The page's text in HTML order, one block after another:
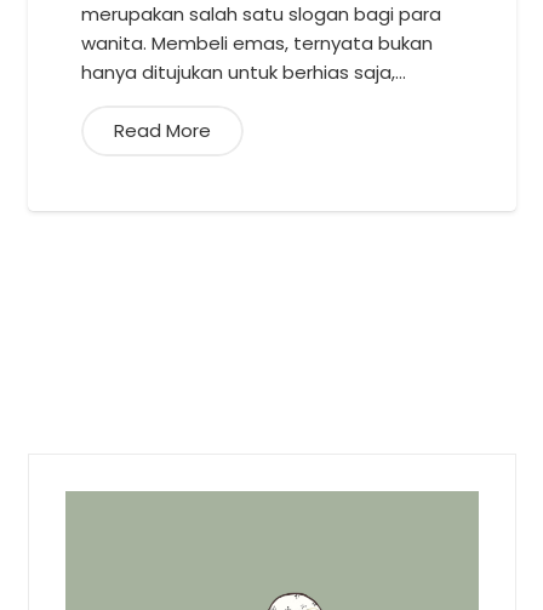
merupakan salah satu slogan bagi para
wanita. Membeli emas, ternyata bukan
hanya ditujukan untuk berhias saja,…
Read More